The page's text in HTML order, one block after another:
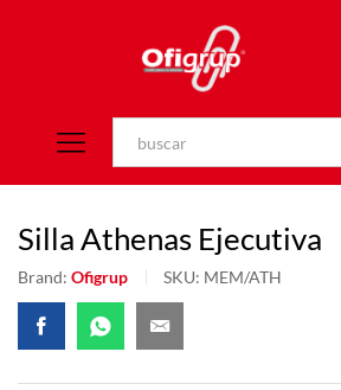
Silla Athenas Ejecutiva
Brand: Ofigrup SKU: MEM/ATH